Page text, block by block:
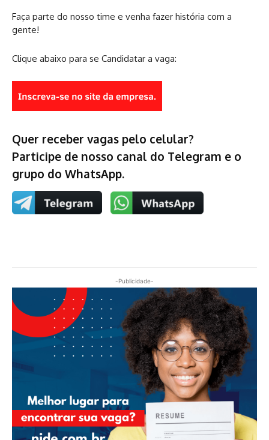
Faça parte do nosso time e venha fazer história com a
gente!
Clique abaixo para se Candidatar a vaga:
Quer receber vagas pelo celular?
Participe de nosso canal do Telegram e o
grupo do WhatsApp.
-Publicidade-